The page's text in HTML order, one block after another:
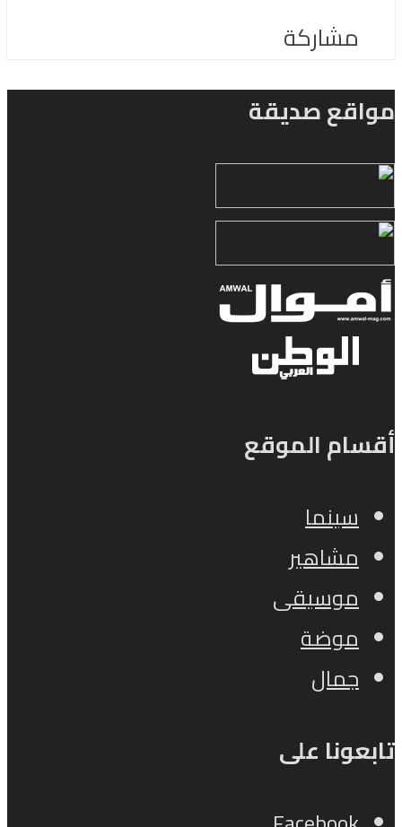
مشاركة
مواقع صديقة
أقسام الموقع
سينما
مشاهير
موسيقى
موضة
جمال
تابعونا على